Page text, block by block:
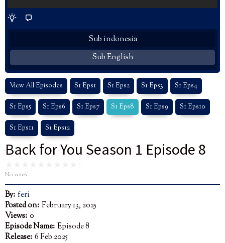
Sub indonesia
Sub English
View All Episodes S1 Eps1 S1 Eps2 S1 Eps3 S1 Eps4
S1 Eps5 S1 Eps6 S1 Eps7 S1 Eps8 S1 Eps9 S1 Eps10
S1 Eps11 S1 Eps12
Back for You Season 1 Episode 8
No votes
By: feri
Posted on: February 13, 2025
Views: 0
Episode Name: Episode 8
Release: 6 Feb 2025